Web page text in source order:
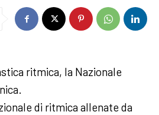
ritmica, la Nazionale
di ritmica allenate da